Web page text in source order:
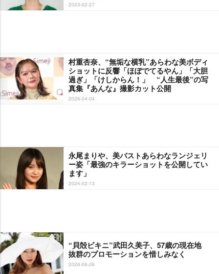
2023-02-27
村重杏奈、“無垢な横乳”あらわな美ボディ
ショットに反響「ほぼでてるやん」「大胆
過ぎ」「けしからん！」 “人生最後”の写
真集『あんな』撮影カット公開
2026-04-04
永尾まりや、美バストあらわなランジェリ
ー姿「最強のキラーショットを公開してい
ます」
2024-02-13
“貝殻ビキニ”武田久美子、57歳の現在地
抜群のプロモーションを惜しみなく
2026-06-26